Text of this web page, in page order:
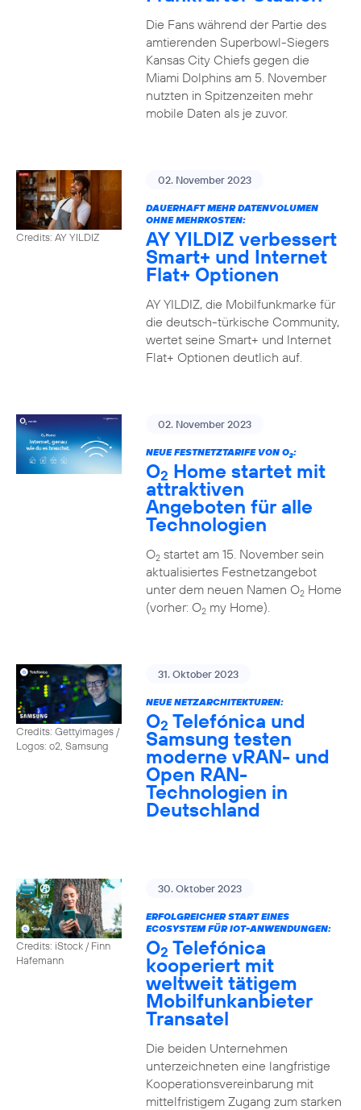
Die Fans während der Partie des
amtierenden Superbowl-Siegers
Kansas City Chiefs gegen die
Miami Dolphins am 5. November
nutzten in Spitzenzeiten mehr
mobile Daten als je zuvor.
Credits: AY YILDIZ
02. November 2023
DAUERHAFT MEHR DATENVOLUMEN
OHNE MEHRKOSTEN:
AY YILDIZ verbessert
Smart+ und Internet
Flat+ Optionen
AY YILDIZ, die Mobilfunkmarke für
die deutsch-türkische Community,
wertet seine Smart+ und Internet
Flat+ Optionen deutlich auf.
02. November 2023
NEUE FESTNETZTARIFE VON O2:
O2 Home startet mit
attraktiven
Angeboten für alle
Technologien
O2startet am 15. November sein
aktualisiertes Festnetzangebot
unter dem neuen Namen O2Home
(vorher: O2my Home).
Credits: Gettyimages /
Logos: o2, Samsung
31. Oktober 2023
NEUE NETZARCHITEKTUREN:
O2 Telefónica und
Samsung testen
moderne vRAN- und
Open RAN-
Technologien in
Deutschland
Credits: iStock / Finn
Hafemann
30. Oktober 2023
ERFOLGREICHER START EINES
ECOSYSTEM FÜR IOT-ANWENDUNGEN:
O2 Telefónica
kooperiert mit
weltweit tätigem
Mobilfunkanbieter
Transatel
Die beiden Unternehmen
unterzeichneten eine langfristige
Kooperationsvereinbarung mit
mittelfristigem Zugang zum starken